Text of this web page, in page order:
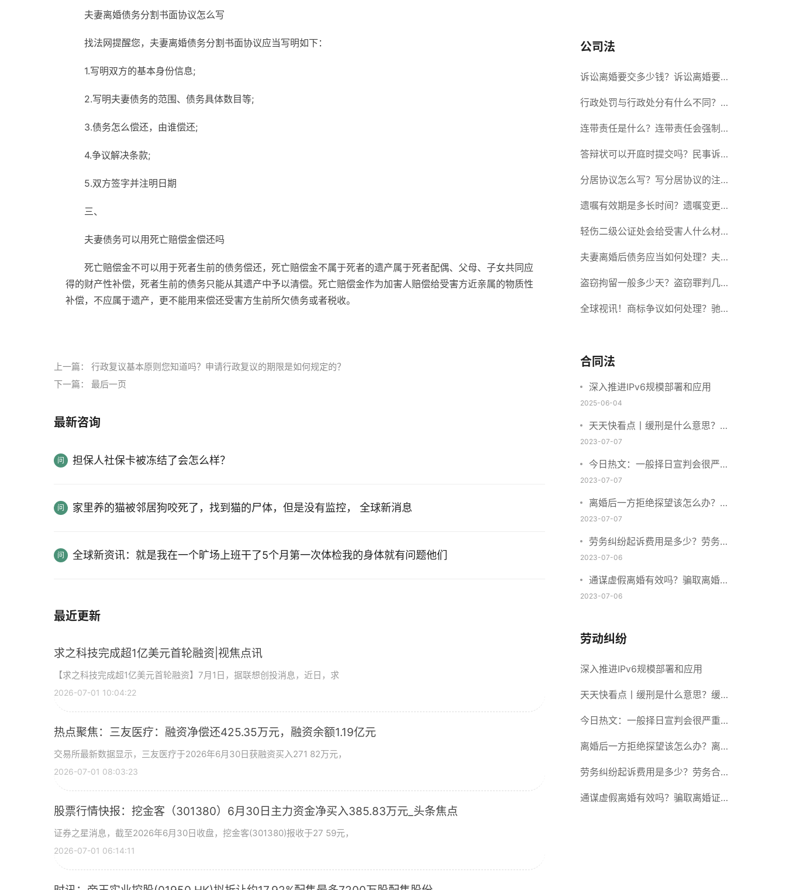
夫妻离婚债务分割书面协议怎么写
找法网提醒您，夫妻离婚债务分割书面协议应当写明如下：
1.写明双方的基本身份信息;
2.写明夫妻债务的范围、债务具体数目等;
3.债务怎么偿还，由谁偿还;
4.争议解决条款;
5.双方签字并注明日期
三、
夫妻债务可以用死亡赔偿金偿还吗
死亡赔偿金不可以用于死者生前的债务偿还，死亡赔偿金不属于死者的遗产属于死者配偶、父母、子女共同应
得的财产性补偿，死者生前的债务只能从其遗产中予以清偿。死亡赔偿金作为加害人赔偿给受害方近亲属的物质性
补偿，不应属于遗产，更不能用来偿还受害方生前所欠债务或者税收。
上一篇： 行政复议基本原则您知道吗？申请行政复议的期限是如何规定的？
下一篇： 最后一页
最新咨询
担保人社保卡被冻结了会怎么样？
家里养的猫被邻居狗咬死了，找到猫的尸体，但是没有监控， 全球新消息
全球新资讯：就是我在一个旷场上班干了5个月第一次体检我的身体就有问题他们
最近更新
求之科技完成超1亿美元首轮融资|视焦点讯
【求之科技完成超1亿美元首轮融资】7月1日，据联想创投消息，近日，求
2026-07-01 10:04:22
热点聚焦：三友医疗：融资净偿还425.35万元，融资余额1.19亿元
交易所最新数据显示，三友医疗于2026年6月30日获融资买入271 82万元，
2026-07-01 08:03:23
股票行情快报：挖金客（301380）6月30日主力资金净买入385.83万元_头条焦点
证券之星消息，截至2026年6月30日收盘，挖金客(301380)报收于27 59元，
2026-07-01 06:14:11
公司法
诉讼离婚要交多少钱？诉讼离婚要多
久才能离婚？ 今日热闻
行政处罚与行政处分有什么不同？行
政处罚记入档案吗？
连带责任是什么？连带责任会强制执
行吗？
答辩状可以开庭时提交吗？民事诉讼
答辩期限是多久？-当前短讯
分居协议怎么写？写分居协议的注意
事项有哪些？
遗嘱有效期是多长时间？遗嘱变更受
益人有效吗？|当前热讯
轻伤二级公证处会给受害人什么材
料？轻伤二级赔了钱还要坐牢吗？_
全球速读
夫妻离婚后债务应当如何处理？夫妻
离婚债务分割书面协议怎么写？
盗窃拘留一般多少天？盗窃罪判几
年？ 全球速读
全球视讯！商标争议如何处理？驰名
合同法
深入推进IPv6规模部署和应用
2025-06-04
天天快看点丨缓刑是什么意思？缓
刑需要坐牢吗？
2023-07-07
今日热文：一般择日宣判会很严重
吗？择日宣判会提前通知吗？
2023-07-07
离婚后一方拒绝探望该怎么办？离
婚拒绝探视会怎么样？ 当前简讯
2023-07-07
劳务纠纷起诉费用是多少？劳务合
同纠纷的诉讼费由谁承担？
2023-07-06
通谋虚假离婚有效吗？骗取离婚证
是违法行为吗？
2023-07-06
劳动纠纷
深入推进IPv6规模部署和应用
天天快看点丨缓刑是什么意思？缓刑
需要坐牢吗？
今日热文：一般择日宣判会很严重
吗？择日宣判会提前通知吗？
离婚后一方拒绝探望该怎么办？离婚
拒绝探视会怎么样？ 当前简讯
劳务纠纷起诉费用是多少？劳务合同
纠纷的诉讼费由谁承担？
通谋虚假离婚有效吗？骗取离婚证是